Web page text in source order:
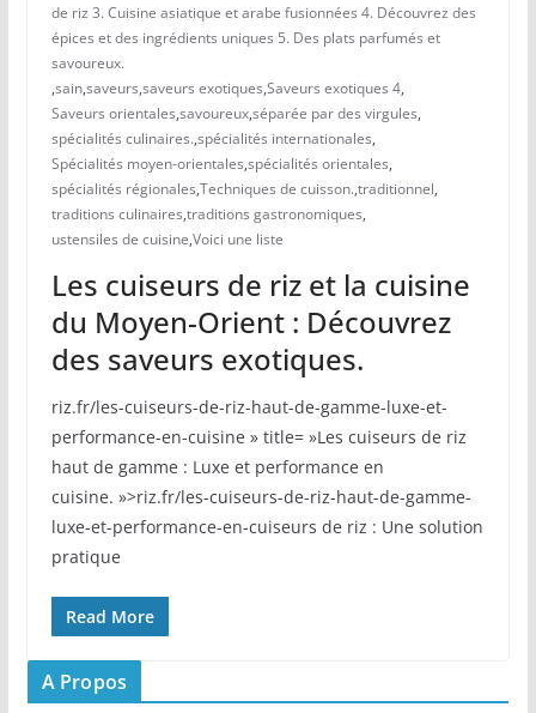
de riz 3. Cuisine asiatique et arabe fusionnées 4. Découvrez des
épices et des ingrédients uniques 5. Des plats parfumés et
savoureux.
,sain,saveurs,saveurs exotiques,Saveurs exotiques 4,
Saveurs orientales,savoureux,séparée par des virgules,
spécialités culinaires.,spécialités internationales,
Spécialités moyen-orientales,spécialités orientales,
spécialités régionales,Techniques de cuisson.,traditionnel,
traditions culinaires,traditions gastronomiques,
ustensiles de cuisine,Voici une liste
Les cuiseurs de riz et la cuisine
du Moyen-Orient : Découvrez
des saveurs exotiques.
riz.fr/les-cuiseurs-de-riz-haut-de-gamme-luxe-et-
performance-en-cuisine » title= »Les cuiseurs de riz
haut de gamme : Luxe et performance en
cuisine. »>riz.fr/les-cuiseurs-de-riz-haut-de-gamme-
luxe-et-performance-en-cuiseurs de riz : Une solution
pratique
Read More
A Propos